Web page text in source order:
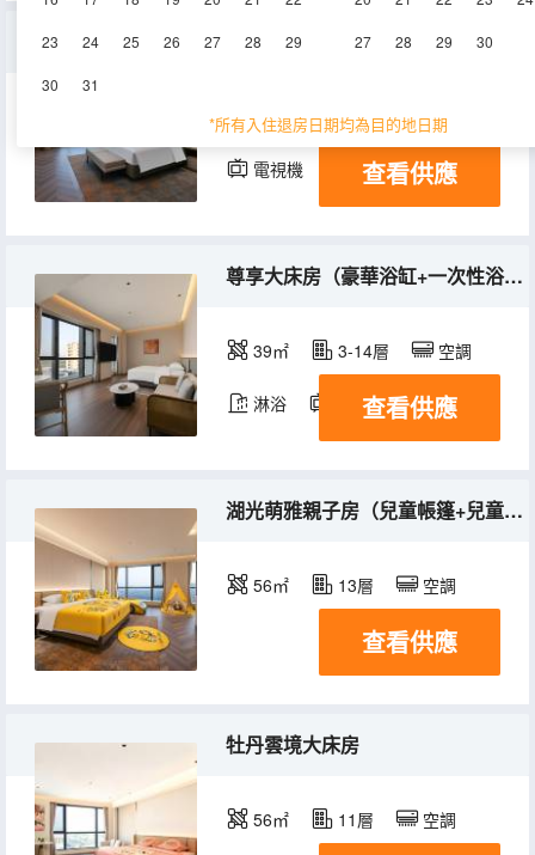
23 24 25 26 27 28 29
30 31
27 28 29 30
*所有入住退房日期均為目的地日期
56㎡ 3-14層 空調
電視機 查看供應
尊享大床房（豪華浴缸+一次性浴缸套+浴鹽）
39㎡ 3-14層 空調
淋浴 電視機
查看供應
湖光萌雅親子房（兒童帳篷+兒童洗漱用品）
56㎡ 13層 空調
查看供應
牡丹雲境大床房
56㎡ 11層 空調